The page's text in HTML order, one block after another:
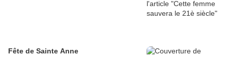
Fête de Sainte Anne